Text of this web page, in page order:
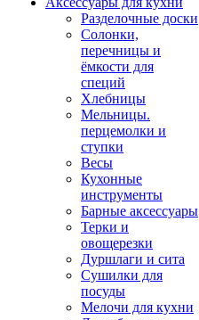
Разделочные доски
Солонки,
перечницы и
ёмкости для
специй
Хлебницы
Мельницы.
перцемолки и
ступки
Весы
Кухонные
инструменты
Барные аксессуары
Терки и
овощерезки
Дуршлаги и сита
Сушилки для
посуды
Мелочи для кухни